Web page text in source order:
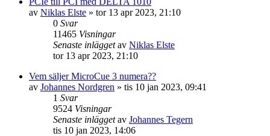
av Niklas Elste » tor 13 apr 2023, 21:10
0 Svar
11465 Visningar
Senaste inläggetav Niklas Elste
tor 13 apr 2023, 21:10
Vem säljer MicroCue 3 numera??
av Johannes Nordgren » tis 10 jan 2023, 09:41
1 Svar
9524 Visningar
Senaste inläggetav Johannes Tegern
tis 10 jan 2023, 14:06